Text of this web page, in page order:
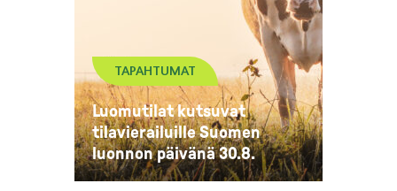
TAPAHTUMAT
Luomutilat kutsuvat
tilavierailuille Suomen
luonnon päivänä 30.8.